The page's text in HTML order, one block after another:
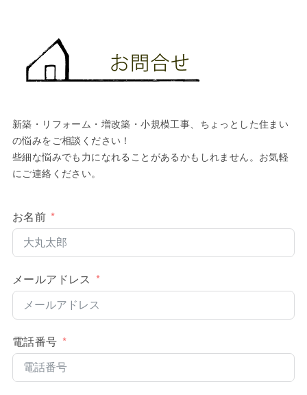
新築・リフォーム・増改築・小規模工事、ちょっとした住まい
の悩みをご相談ください！
些細な悩みでも力になれることがあるかもしれません。お気軽
にご連絡ください。
お名前
メールアドレス
電話番号